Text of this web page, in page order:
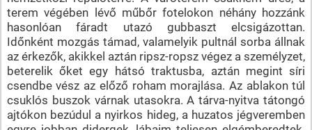
terem végében lévő műbőr fotelokon néhány hozzánk
hasonlóan fáradt utazó gubbaszt elcsigázottan.
Időnként mozgás támad, valamelyik pultnál sorba állnak
az érkezők, akikkel aztán ripsz-ropsz végez a személyzet,
beterelik őket egy hátsó traktusba, aztán megint síri
csendbe vész az előző roham morajlása. Az ablakon túl
csuklós buszok várnak utasokra. A tárva-nyitva tátongó
ajtókon bezúdul a nyirkos hideg, a huzatos jégveremben